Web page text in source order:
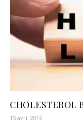
CHOLESTEROL
15 avril 2016